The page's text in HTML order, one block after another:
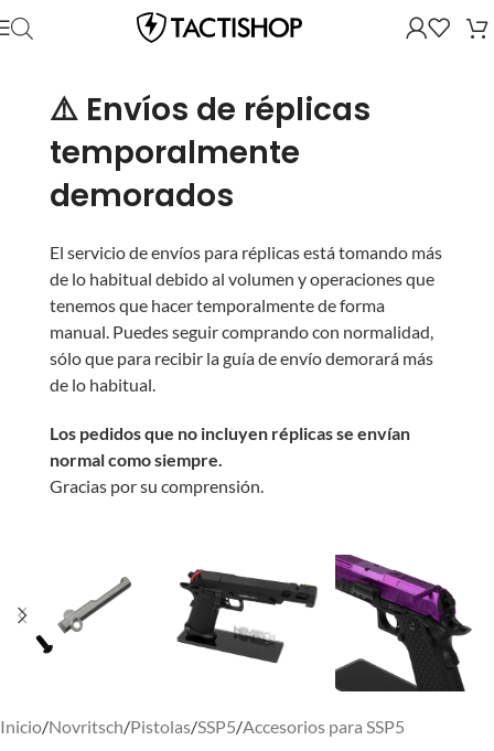
⚠️ Envíos de réplicas
temporalmente
demorados
El servicio de envíos para réplicas está tomando más
de lo habitual debido al volumen y operaciones que
tenemos que hacer temporalmente de forma
manual. Puedes seguir comprando con normalidad,
sólo que para recibir la guía de envío demorará más
de lo habitual.
Los pedidos que no incluyen réplicas se envían
normal como siempre.
Gracias por su comprensión.
Inicio/Novritsch/Pistolas/SSP5/Accesorios para SSP5